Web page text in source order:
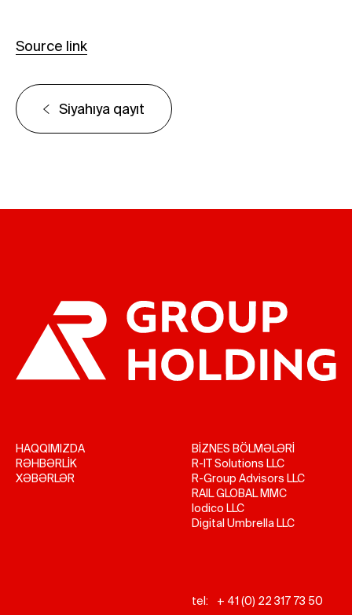
Source link
Siyahıya qayıt
HAQQIMIZDA
RƏHBƏRLİK
XƏBƏRLƏR
BİZNES BÖLMƏLƏRİ
R-IT Solutions LLC
R-Group Advisors LLC
RAIL GLOBAL MMC
Iodico LLC
Digital Umbrella LLC
tel:
+ 41 (0) 22 317 73 50